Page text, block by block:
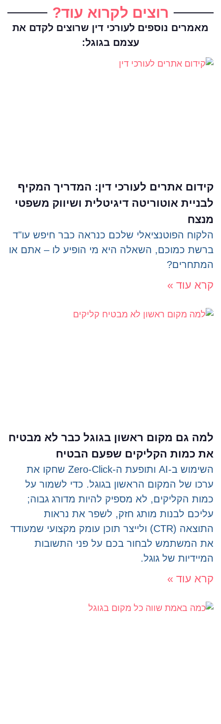
רוצים לקרוא עוד?
מאמרים נוספים לעורכי דין שרוצים לקדם את
עצמם בגוגל:
קידום אתרים לעורכי דין: המדריך המקיף
לבניית אוטוריטה דיגיטלית ושיווק משפטי
מנצח
הלקוח הפוטנציאלי שלכם כנראה כבר חיפש עו"ד
ברשת כמוכם, השאלה היא מי הופיע לו – אתם או
המתחרים?
קרא עוד »
למה גם מקום ראשון בגוגל כבר לא מבטיח
את כמות הקליקים שפעם הבטיח
השימוש ב-AI ותופעת ה-Zero-Click שחקו את
ערכו של המקום הראשון בגוגל. כדי לשמור על
כמות הקליקים, לא מספיק להיות מדורג גבוה;
עליכם לבנות מותג חזק, לשפר את נראות
התוצאה (CTR) ולייצר תוכן עומק מקצועי שמעודד
את המשתמש לבחור בכם על פני התשובות
המיידיות של גוגל.
קרא עוד »